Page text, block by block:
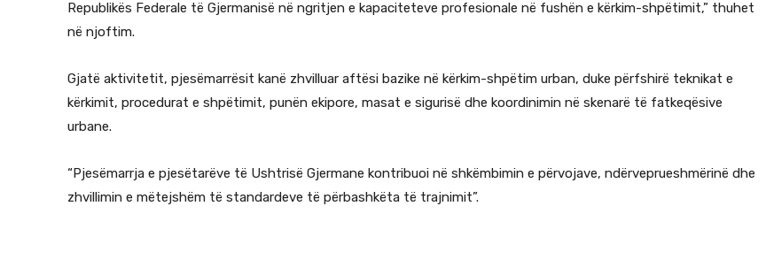
Republikës Federale të Gjermanisë në ngritjen e kapaciteteve profesionale në fushën e kërkim-shpëtimit,” thuhet
në njoftim.
Gjatë aktivitetit, pjesëmarrësit kanë zhvilluar aftësi bazike në kërkim-shpëtim urban, duke përfshirë teknikat e
kërkimit, procedurat e shpëtimit, punën ekipore, masat e sigurisë dhe koordinimin në skenarë të fatkeqësive
urbane.
“Pjesëmarrja e pjesëtarëve të Ushtrisë Gjermane kontribuoi në shkëmbimin e përvojave, ndërveprueshmërinë dhe
zhvillimin e mëtejshëm të standardeve të përbashkëta të trajnimit”.